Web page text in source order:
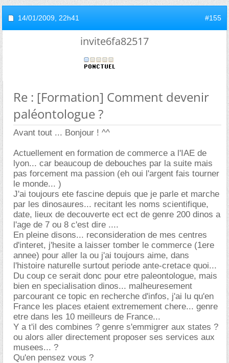
14/01/2009, 22h41 #155
invite6fa82517
Re : [Formation] Comment devenir
paléontologue ?
Avant tout ... Bonjour ! ^^
Actuellement en formation de commerce a l'IAE de
lyon... car beaucoup de debouches par la suite mais
pas forcement ma passion (eh oui l'argent fais tourner
le monde... )
J'ai toujours ete fascine depuis que je parle et marche
par les dinosaures... recitant les noms scientifique,
date, lieux de decouverte ect ect de genre 200 dinos a
l'age de 7 ou 8 c'est dire ....
En pleine disons... reconsideration de mes centres
d'interet, j'hesite a laisser tomber le commerce (1ere
annee) pour aller la ou j'ai toujours aime, dans
l'histoire naturelle surtout periode ante-cretace quoi...
Du coup ce serait donc pour etre paleontologue, mais
bien en specialisation dinos... malheuresement
parcourant ce topic en recherche d'infos, j'ai lu qu'en
France les places etaient extremement chere... genre
etre dans les 10 meilleurs de France...
Y a t'il des combines ? genre s'emmigrer aux states ?
ou alors aller directement proposer ses services aux
musees... ?
Qu'en pensez vous ?